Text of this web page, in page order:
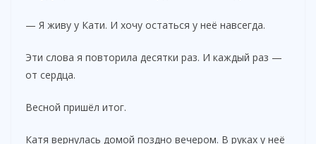
— Я живу у Кати. И хочу остаться у неё навсегда.
Эти слова я повторила десятки раз. И каждый раз —
от сердца.
Весной пришёл итог.
Катя вернулась домой поздно вечером. В руках у неё